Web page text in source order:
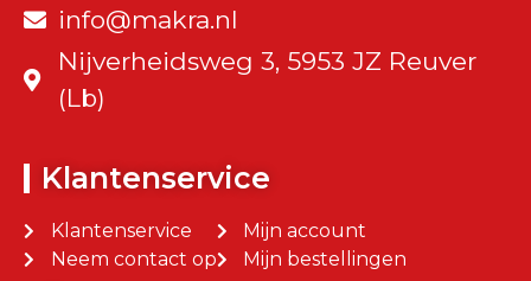
info@makra.nl
Nijverheidsweg 3, 5953 JZ Reuver
(Lb)
Klantenservice
Klantenservice
Neem contact op
Mijn account
Mijn bestellingen